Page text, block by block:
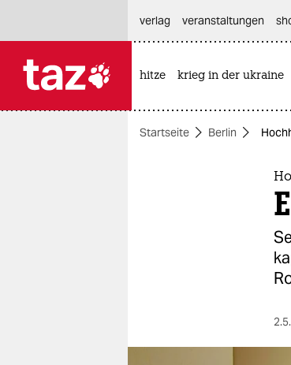
themen
verlag
veranstaltungen
hitze krieg in der ukraine
Startseite Berlin